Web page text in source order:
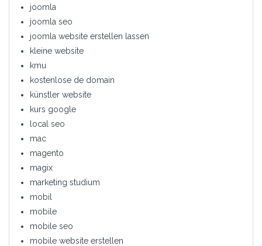
joomla
joomla seo
joomla website erstellen lassen
kleine website
kmu
kostenlose de domain
künstler website
kurs google
local seo
mac
magento
magix
marketing studium
mobil
mobile
mobile seo
mobile website erstellen